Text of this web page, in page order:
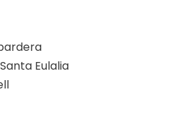
Eulalia